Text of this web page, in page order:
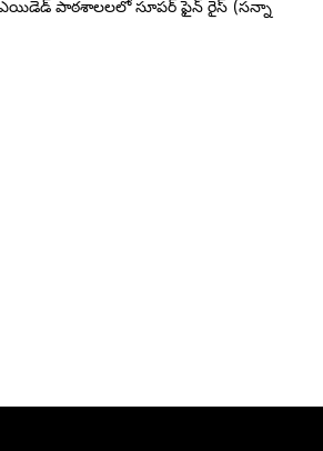
ఎయిడెడ్ పాఠశాలలలో సూపర్ ఫైన్ రైస్ (సన్నా